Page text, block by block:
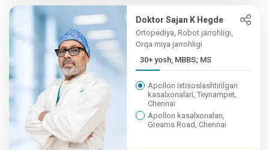
Doktor Sajan K Hegde
Ortopediya, Robot jarrohligi,
Orqa miya jarrohligi
30+ yosh, MBBS; MS
Apollon ixtisoslashtirilgan
kasalxonalari, Teynampet,
Chennai
Apollon kasalxonalari,
Greams Road, Chennai